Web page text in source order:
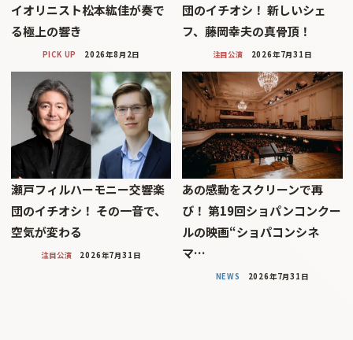
イオリニスト松本紘佳が奏で
る極上の響き
PICK UP 2026年8月2日
団のイチオシ！ 新しいシェ
フ、藤岡幸夫の真骨頂！
注目公演 2026年7月31日
瀬戸フィルハーモニー交響楽
団のイチオシ！ その一音で、
空気が変わる
注目公演 2026年7月31日
あの感動をスクリーンで再
び！ 第19回ショパンコンクー
ルの映画“ショパコンシネ
マ…
NEWS 2026年7月31日